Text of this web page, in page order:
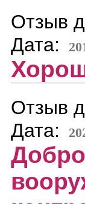
Отзыв
Дата:
Отзыв
Дата: